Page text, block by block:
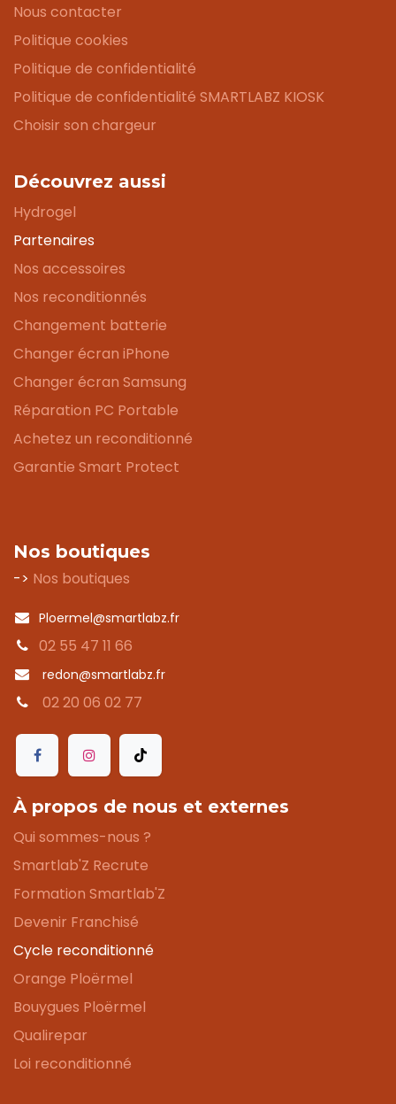
Nous contacter
Politique cookies
Politique de confidentialité
Politique de confidentialité SMARTLABZ KIOSK
Choisir son chargeur
Découvrez aussi
Hydrogel
Partenaires
Nos accessoires
Nos reconditionnés
Changement batterie
Changer écran iPhone
Changer écran Samsung
Réparation PC Portable
Achetez un reconditionné
Garantie Smart Protect
Nos boutiques
-> Nos boutiques
Ploermel@smartlabz.fr
02 55 47 11 66
redon@smartlabz.fr
02 20 06 02 77
À propos de nous et externes
Qui sommes-nous ?
Smartlab'Z Recrute
Formation Smartlab'Z
Devenir Franchisé
Cycle reconditionné
Orange Ploërmel
Bouygues Ploërmel
Qualirepar
Loi reconditionné